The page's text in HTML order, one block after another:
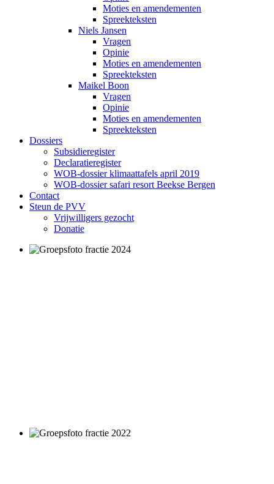
Moties en amendementen
Spreekteksten
Niels Jansen
Vragen
Opinie
Moties en amendementen
Spreekteksten
Maikel Boon
Vragen
Opinie
Moties en amendementen
Spreekteksten
Dossiers
Subsidieregister
Declaratieregister
WOB-dossier klimaattafels april 2019
WOB-dossier safari resort Beekse Bergen
Contact
Steun de PVV
Vrijwilligers gezocht
Donatie